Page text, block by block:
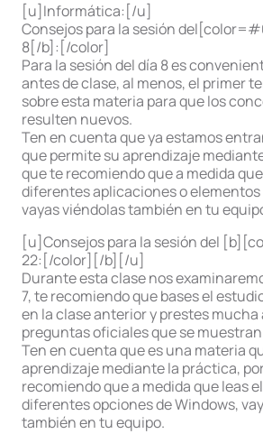
[u]Informática:[/u]
Consejos para la sesión
8[/b]:[/color]
Para la sesión del día 8 es
antes de clase, al menos, el primer
sobre esta materia para que los
resulten nuevos.
Ten en cuenta que ya estamos
que permite su aprendizaje
que te recomiendo que a medida
diferentes aplicaciones o elementos
vayas viéndolas también en tu
[u]Consejos para la sesión del
22:[/color][/b][/u]
Durante esta clase nos
7, te recomiendo que bases el
en la clase anterior y prestes
preguntas oficiales que se
Ten en cuenta que es una materia
aprendizaje mediante la práctica,
recomiendo que a medida que leas
diferentes opciones de Windows,
también en tu equipo.